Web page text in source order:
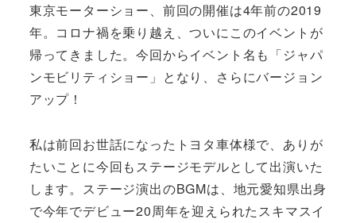
東京モーターショー、前回の開催は4年前の2019
年。コロナ禍を乗り越え、ついにこのイベントが
帰ってきました。今回からイベント名も「ジャパ
ンモビリティショー」となり、さらにバージョン
アップ！
私は前回お世話になったトヨタ車体様で、ありが
たいことに今回もステージモデルとして出演いた
します。ステージ演出のBGMは、地元愛知県出身
で今年でデビュー20周年を迎えられたスキマスイ